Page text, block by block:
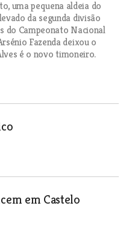
uma pequena aldeia do
da segunda divisão
do Campeonato Nacional
Fazenda deixou o
é o novo timoneiro.
em Castelo